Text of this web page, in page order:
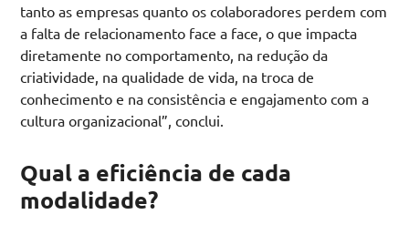
tanto as empresas quanto os colaboradores perdem com
a falta de relacionamento face a face, o que impacta
diretamente no comportamento, na redução da
criatividade, na qualidade de vida, na troca de
conhecimento e na consistência e engajamento com a
cultura organizacional”, conclui.
Qual a eficiência de cada
modalidade?